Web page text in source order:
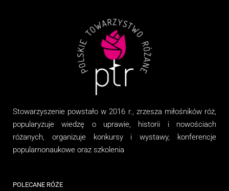
Stowarzyszenie powstało w 2016 r., zrzesza miłośników róż,
popularyzuje wiedzę o uprawie, historii i nowościach
różanych, organizujekonkursy i wystawy, konferencje
popularnonaukowe oraz szkolenia
POLECANE RÓŻE